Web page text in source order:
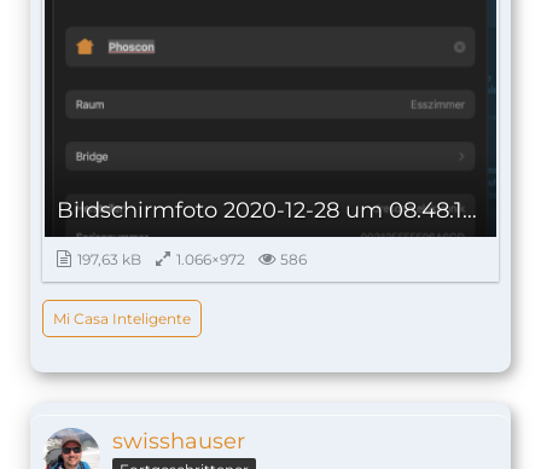
Bildschirmfoto 2020-12-28 um 08.48.19.png
197,63 kB 1.066×972 586
Mi Casa Inteligente
swisshauser